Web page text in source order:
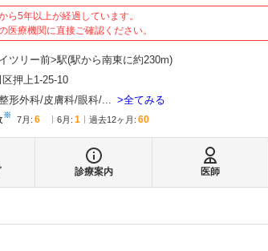
ら5年以上が経過しています。
医療機関に直接ご確認ください。
ツリー前>駅(駅から南東に約230m)
押上1-25-10
形外科 皮膚科 眼科 ... 全てみる
※ 7月 : 6 6月 : 1 過去12ヶ月: 60
診療案内 医師